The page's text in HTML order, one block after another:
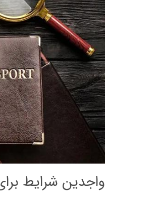
واجدین شرایط